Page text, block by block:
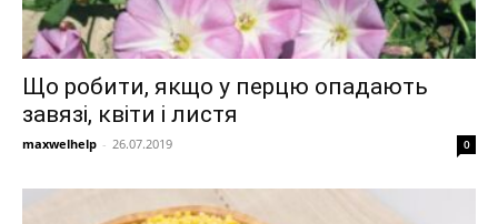
Що робити, якщо у перцю опадають
завязі, квіти і листя
maxwelhelp - 26.07.2019 0